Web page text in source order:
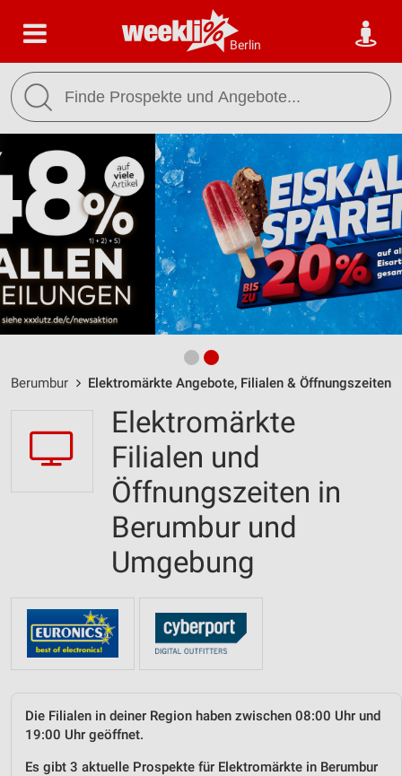
Berlin
Berumbur Elektromärkte Angebote, Filialen & Öffnungszeiten
Elektromärkte
Filialen und
Öffnungszeiten in
Berumbur und
Umgebung
Die Filialen in deiner Region haben zwischen 08:00 Uhr und
19:00 Uhr geöffnet.
Es gibt 3 aktuelle Prospekte für Elektromärkte in Berumbur